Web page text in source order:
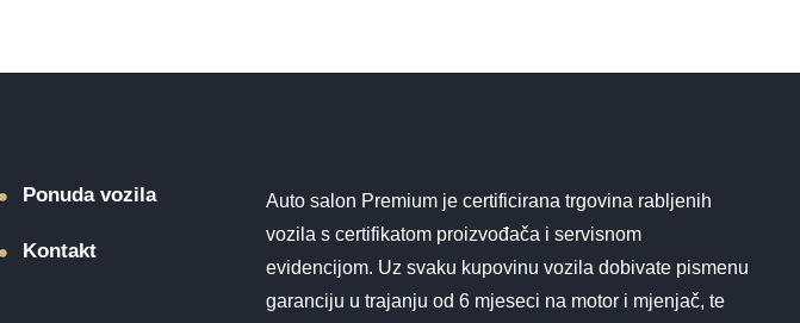
Ponuda vozila
Kontakt
Auto salon Premium je certificirana trgovina rabljenih
vozila s certifikatom proizvođača i servisnom
evidencijom. Uz svaku kupovinu vozila dobivate pismenu
garanciju u trajanju od 6 mjeseci na motor i mjenjač, te